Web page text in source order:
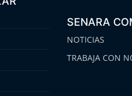
SENARA
NOTICIAS
TRABAJA CON